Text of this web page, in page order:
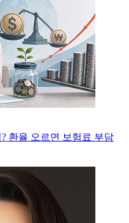
환율 오르면 보험료 부담